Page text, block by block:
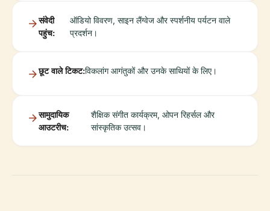
संवेदी
पहुंच:
ऑडियो विवरण, साइन लैंग्वेज और स्पर्शनीय पर्यटन वाले
प्रदर्शन।
छूट वाले टिकट:विकलांग आगंतुकों और उनके साथियों के लिए।
सामुदायिक
आउटरीच:
शैक्षिक संगीत कार्यक्रम, ओपन रिहर्सल और
सांस्कृतिक उत्सव।